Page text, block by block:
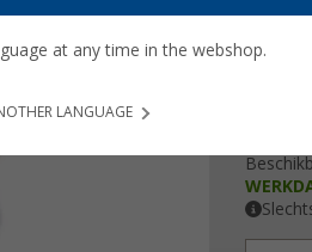
at any time in the webshop.
LANGUAGE